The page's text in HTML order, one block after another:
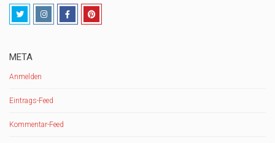
META
Anmelden
Eintrags-Feed
Kommentar-Feed